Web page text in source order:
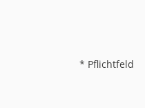
* Pflichtfeld